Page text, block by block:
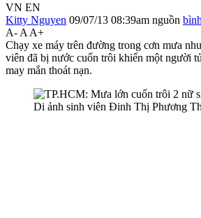
VN EN
Kitty Nguyen 09/07/13 08:39am nguồn
A- A A+
Chạy xe máy trên đường trong cơn mưa
viên đã bị nước cuốn trôi khiến một người
may mắn thoát nạn.
Di ảnh sinh viên Đinh Thị Phương